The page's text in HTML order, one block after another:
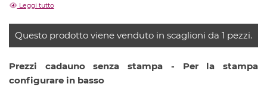
Tipo di stampa e personalizzazione:Serigrafia
Stampa:1 colore
Tempi di consegna:
10 gg lavorativi circa
Colori disponibili:
Leggi tutto
Questo prodotto viene venduto in scaglioni da 1 pezzi.
Prezzi cadauno senza stampa - Per la stampa
configurare in basso